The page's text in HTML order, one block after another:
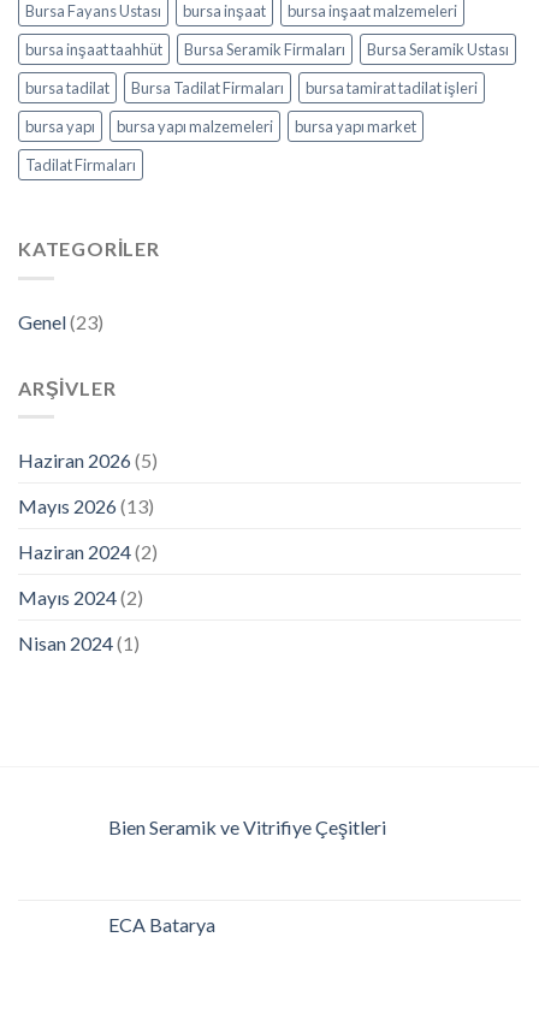
Bursa Fayans Ustası
bursa inşaat
bursa inşaat malzemeleri
bursa inşaat taahhüt
Bursa Seramik Firmaları
Bursa Seramik Ustası
bursa tadilat
Bursa Tadilat Firmaları
bursa tamirat tadilat işleri
bursa yapı
bursa yapı malzemeleri
bursa yapı market
Tadilat Firmaları
KATEGORILER
Genel(23)
ARŞIVLER
Haziran 2026(5)
Mayıs 2026(13)
Haziran 2024(2)
Mayıs 2024(2)
Nisan 2024(1)
Bien Seramik ve Vitrifiye Çeşitleri
ECA Batarya